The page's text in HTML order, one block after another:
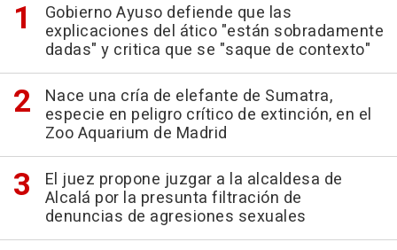
Gobierno Ayuso defiende que las
explicaciones del ático "están sobradamente
dadas" y critica que se "saque de contexto"
Nace una cría de elefante de Sumatra,
especie en peligro crítico de extinción, en el
Zoo Aquarium de Madrid
El juez propone juzgar a la alcaldesa de
Alcalá por la presunta filtración de
denuncias de agresiones sexuales